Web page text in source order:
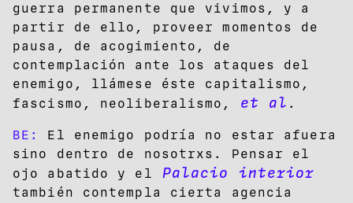
guerra permanente que vivimos, y a
partir de ello, proveer momentos de
pausa, de acogimiento, de
contemplación ante los ataques del
enemigo, llámese éste capitalismo,
fascismo, neoliberalismo, et al .
BE:
El enemigo podría no estar afuera
sino dentro de nosotrxs. Pensar el
ojo abatido y el
Palacio interior
también contempla cierta agencia